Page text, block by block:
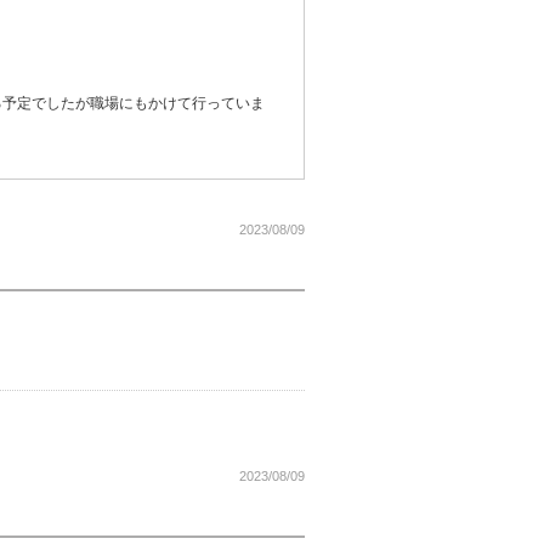
定でしたが職場にもかけて行っていま
2023/08/09
2023/08/09